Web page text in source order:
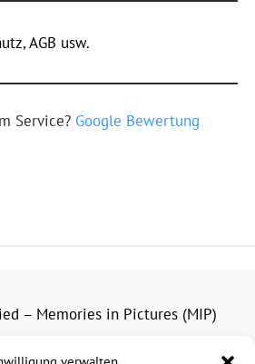
AGB usw.
Service? Google Bewertung
– Memories in Pictures (MIP)